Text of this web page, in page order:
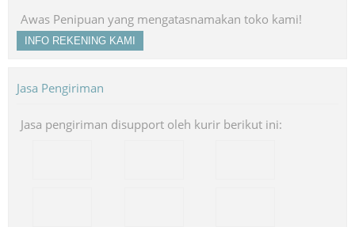
Awas Penipuan yang mengatasnamakan toko kami!
INFO REKENING KAMI
Jasa Pengiriman
Jasa pengiriman disupport oleh kurir berikut ini: